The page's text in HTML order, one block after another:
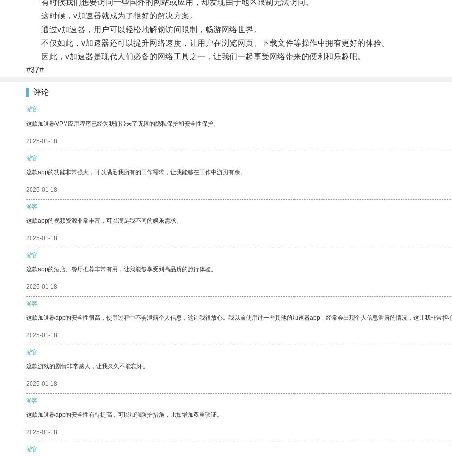
有时候我们想要访问一些国外的网站或应用，却发现由于地区限制无法访问。
这时候，v加速器就成为了很好的解决方案。
通过v加速器，用户可以轻松地解锁访问限制，畅游网络世界。
不仅如此，v加速器还可以提升网络速度，让用户在浏览网页、下载文件等操作中拥有更好的体验。
因此，v加速器是现代人们必备的网络工具之一，让我们一起享受网络带来的便利和乐趣吧。
#37#
评论
游客
这款加速器VPM应用程序已经为我们带来了无限的隐私保护和安全性保护。
2025-01-18
游客
这款app的功能非常强大，可以满足我所有的工作需求，让我能够在工作中游刃有余。
2025-01-18
游客
这款app的视频资源非常丰富，可以满足我不同的娱乐需求。
2025-01-18
游客
这款app的酒店、餐厅推荐非常有用，让我能够享受到高品质的旅行体验。
2025-01-18
游客
这款加速器app的安全性很高，使用过程中不会泄露个人信息，这让我很放心。我以前使用过一些其他的加速器app，经常会出现个人信息泄露的情况，这让我非常担心
2025-01-18
游客
这款游戏的剧情非常感人，让我久久不能忘怀。
2025-01-18
游客
这款加速器app的安全性有待提高，可以加强防护措施，比如增加双重验证。
2025-01-18
游客